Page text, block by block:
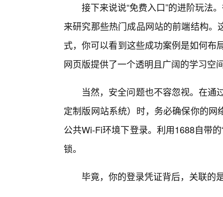
接下来说说“免费入口”的进阶玩法
来研究那些热门成品网站的前端结构
式，你可以看到这些成功案例是如何布
网页版提供了一个透明且广阔的学习空
当然，安全问题也不容忽视。在通
定制版网站系统）时，务必确保你的
公共Wi-Fi环境下登录。利用1688自带
锁。
毕竟，你的登录凭证背后，关联的